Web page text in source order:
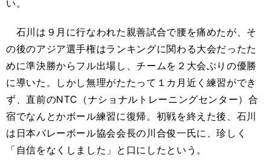
い。
石川は９月に行なわれた親善試合で腰を痛めたが、そ
の後のアジア選手権はランキングに関わる大会だったた
めに準決勝からフル出場し、チームを２大会ぶりの優勝
に導いた。しかし無理がたたって１カ月近く練習ができ
ず、直前のNTC（ナショナルトレーニングセンター）合
宿でなんとかボール練習に復帰。初戦を終えた後、石川
は日本バレーボール協会会長の川合俊一氏に、珍しく
「自信をなくしました」と口にしたという。